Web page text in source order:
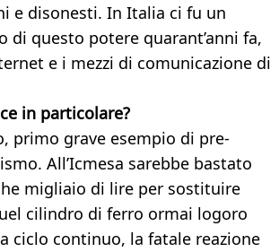
e disonesti. In Italia ci fu un
di questo potere quarant’anni fa,
e i mezzi di comunicazione di
in particolare?
primo grave esempio di pre-
All’Icmesa sarebbe bastato
migliaio di lire per sostituire
cilindro di ferro ormai logoro
ciclo continuo, la fatale reazione